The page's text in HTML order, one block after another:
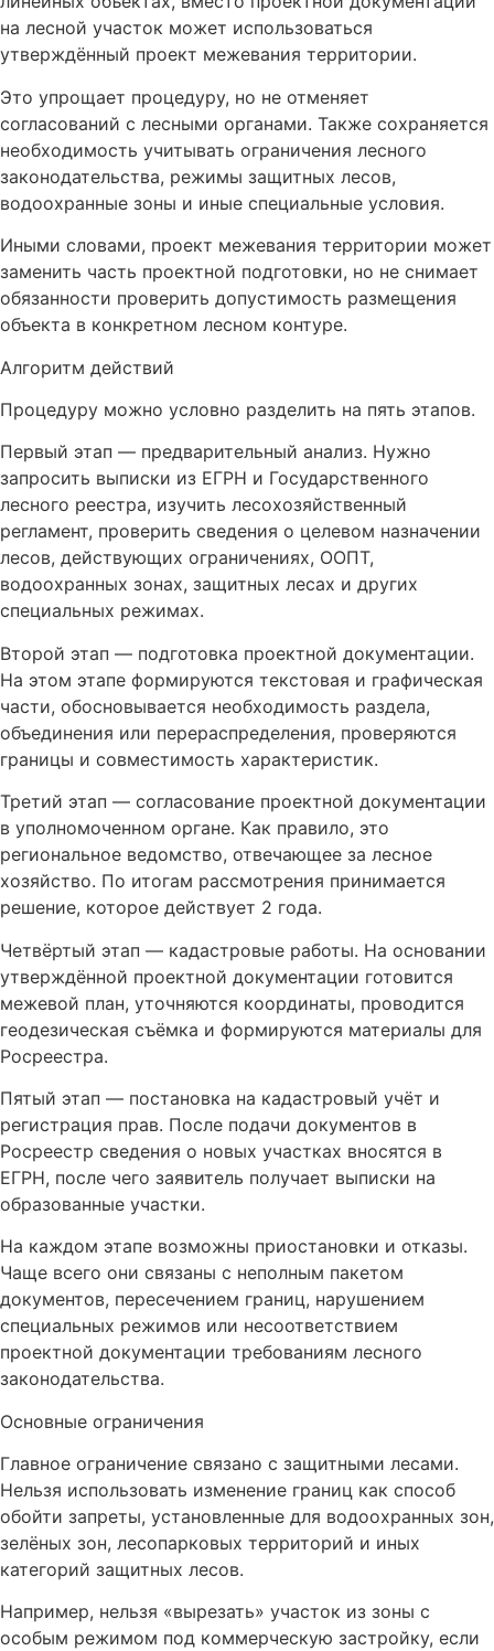
на лесной участок может использоваться
утверждённый проект межевания территории.
Это упрощает процедуру, но не отменяет
согласований с лесными органами. Также сохраняется
необходимость учитывать ограничения лесного
законодательства, режимы защитных лесов,
водоохранные зоны и иные специальные условия.
Иными словами, проект межевания территории может
заменить часть проектной подготовки, но не снимает
обязанности проверить допустимость размещения
объекта в конкретном лесном контуре.
Алгоритм действий
Процедуру можно условно разделить на пять этапов.
Первый этап — предварительный анализ. Нужно
запросить выписки из ЕГРН и Государственного
лесного реестра, изучить лесохозяйственный
регламент, проверить сведения о целевом назначении
лесов, действующих ограничениях, ООПТ,
водоохранных зонах, защитных лесах и других
специальных режимах.
Второй этап — подготовка проектной документации.
На этом этапе формируются текстовая и графическая
части, обосновывается необходимость раздела,
объединения или перераспределения, проверяются
границы и совместимость характеристик.
Третий этап — согласование проектной документации
в уполномоченном органе. Как правило, это
региональное ведомство, отвечающее за лесное
хозяйство. По итогам рассмотрения принимается
решение, которое действует 2 года.
Четвёртый этап — кадастровые работы. На основании
утверждённой проектной документации готовится
межевой план, уточняются координаты, проводится
геодезическая съёмка и формируются материалы для
Росреестра.
Пятый этап — постановка на кадастровый учёт и
регистрация прав. После подачи документов в
Росреестр сведения о новых участках вносятся в
ЕГРН, после чего заявитель получает выписки на
образованные участки.
На каждом этапе возможны приостановки и отказы.
Чаще всего они связаны с неполным пакетом
документов, пересечением границ, нарушением
специальных режимов или несоответствием
проектной документации требованиям лесного
законодательства.
Основные ограничения
Главное ограничение связано с защитными лесами.
Нельзя использовать изменение границ как способ
обойти запреты, установленные для водоохранных зон,
зелёных зон, лесопарковых территорий и иных
категорий защитных лесов.
Например, нельзя «вырезать» участок из зоны с
особым режимом под коммерческую застройку, если